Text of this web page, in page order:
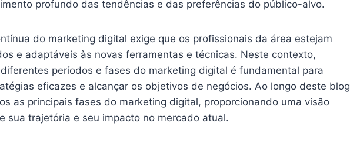
profundo das tendências e das preferências do público-alvo.
do marketing digital exige que os profissionais da área estejam
e adaptáveis às novas ferramentas e técnicas. Neste contexto,
períodos e fases do marketing digital é fundamental para
eficazes e alcançar os objetivos de negócios. Ao longo deste blog
as principais fases do marketing digital, proporcionando uma visão
sua trajetória e seu impacto no mercado atual.